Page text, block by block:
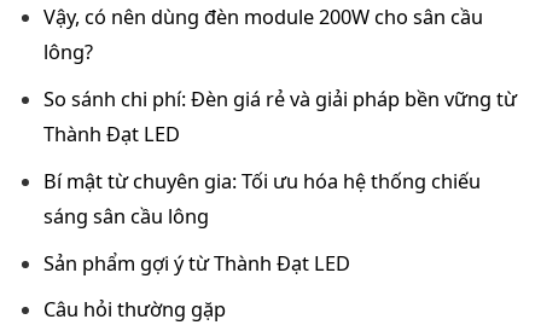
Vậy, có nên dùng đèn module 200W cho sân cầu
lông?
So sánh chi phí: Đèn giá rẻ và giải pháp bền vững từ
Thành Đạt LED
Bí mật từ chuyên gia: Tối ưu hóa hệ thống chiếu
sáng sân cầu lông
Sản phẩm gợi ý từ Thành Đạt LED
Câu hỏi thường gặp